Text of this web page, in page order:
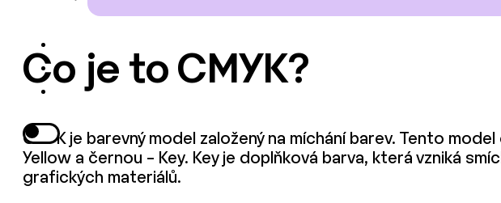
Co je to CMYK?
CMYK je barevný model založený na míchání barev. Tento
Yellow a černou – Key. Key je doplňková barva, která vzniká
grafických materiálů.